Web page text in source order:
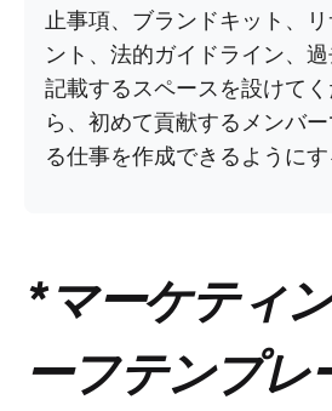
止事項、ブランドキット、
ント、法的ガイドライン、
記載するスペースを設けて
ら、初めて貢献するメンバ
る仕事を作成できるようにす
*マーケティ
ーフテンプレ